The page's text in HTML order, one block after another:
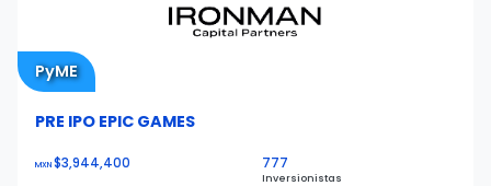
PyME
PRE IPO EPIC GAMES
MXN$3,944,400 777
Inversionistas